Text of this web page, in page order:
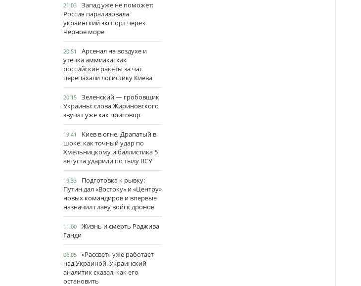
21:03
Запад уже не поможет:
Россия парализовала
украинский экспорт через
Чёрное море
20:51
Арсенал на воздухе и
утечка аммиака: как
российские ракеты за час
перепахали логистику Киева
20:15
Зеленский — гробовщик
Украины: слова Жириновского
звучат уже как приговор
19:41
Киев в огне, Драпатый в
шоке: как точный удар по
Хмельницкому и баллистика 5
августа ударили по тылу ВСУ
19:33
Подготовка к рывку:
Путин дал «Востоку» и «Центру»
новых командиров и впервые
назначил главу войск дронов
11:00
Жизнь и смерть Раджива
Ганди
06:05
«Рассвет» уже работает
над Украиной. Украинский
аналитик сказал, как его
остановить